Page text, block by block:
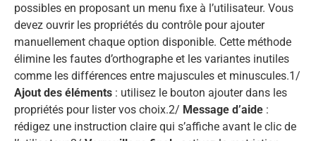
possibles en proposant un menu fixe à l’utilisateur. Vous
devez ouvrir les propriétés du contrôle pour ajouter
manuellement chaque option disponible. Cette méthode
élimine les fautes d’orthographe et les variantes inutiles
comme les différences entre majuscules et minuscules.1/
Ajout des éléments : utilisez le bouton ajouter dans les
propriétés pour lister vos choix.2/ Message d’aide :
rédigez une instruction claire qui s’affiche avant le clic de